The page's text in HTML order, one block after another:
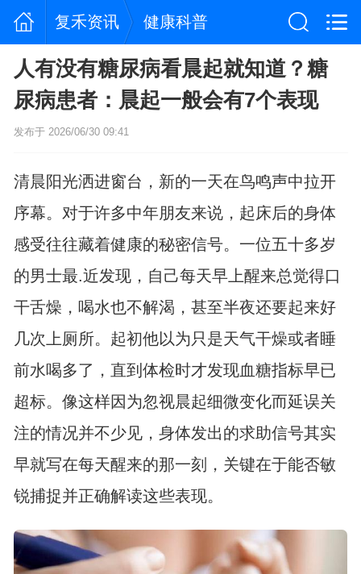
复禾资讯 健康科普
人有没有糖尿病看晨起就知道？糖
尿病患者：晨起一般会有7个表现
发布于 2026/06/30 09:41
清晨阳光洒进窗台，新的一天在鸟鸣声中拉开
序幕。对于许多中年朋友来说，起床后的身体
感受往往藏着健康的秘密信号。一位五十多岁
的男士最.近发现，自己每天早上醒来总觉得口
干舌燥，喝水也不解渴，甚至半夜还要起来好
几次上厕所。起初他以为只是天气干燥或者睡
前水喝多了，直到体检时才发现血糖指标早已
超标。像这样因为忽视晨起细微变化而延误关
注的情况并不少见，身体发出的求助信号其实
早就写在每天醒来的那一刻，关键在于能否敏
锐捕捉并正确解读这些表现。